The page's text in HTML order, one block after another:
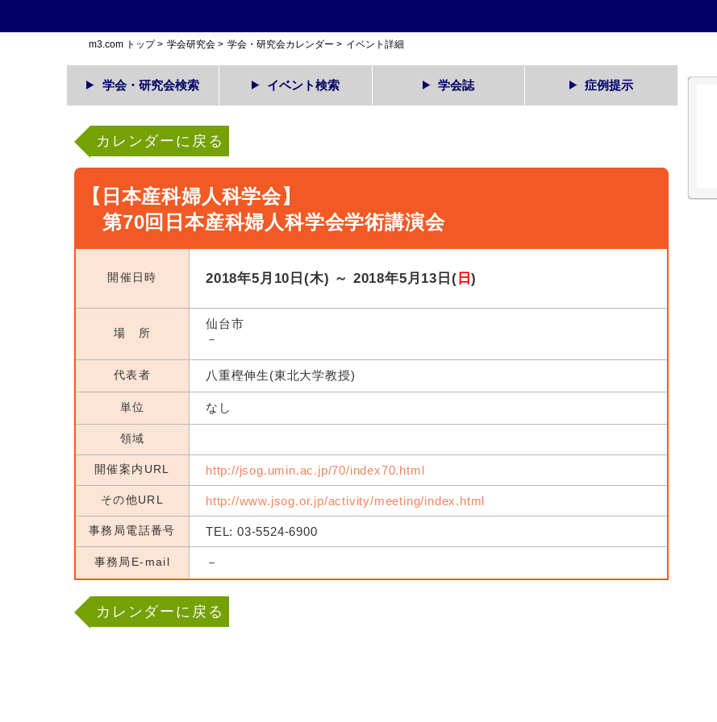
m3.com トップ> 学会研究会 > 学会・研究会カレンダー > イベント詳細
学会・研究会検索 イベント検索 学会誌 症例提示
カレンダーに戻る
【日本産科婦人科学会】
第70回日本産科婦人科学会学術講演会
開催日時 2018年5月10日(木) ～ 2018年5月13日( 日)
場 所
仙台市
－
代表者 八重樫伸生(東北大学教授)
単位 なし
領域
開催案内URL http://jsog.umin.ac.jp/70/index70.html
その他URL http://www.jsog.or.jp/activity/meeting/index.html
事務局電話番号 TEL: 03-5524-6900
事務局E-mail －
カレンダーに戻る